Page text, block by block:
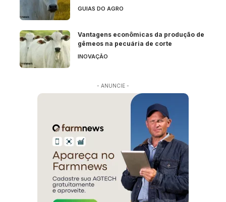
GUIAS DO AGRO
Vantagens econômicas da produção de
gêmeos na pecuária de corte
INOVAÇÃO
- ANUNCIE -